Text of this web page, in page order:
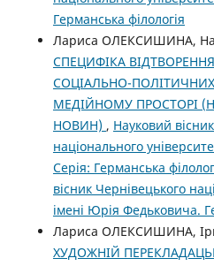
Германська філологія
Лариса ОЛЕКСИШИНА,
СПЕЦИФІКА
СОЦІАЛЬНО-
МЕДІЙНОМУ ПРОСТОРІ
НОВИН) , Науковий
національного
Серія: Германська
вісник Чернівецького
імені Юрія Федьковича.
Лариса ОЛЕКСИШИНА,
ХУДОЖНІЙ